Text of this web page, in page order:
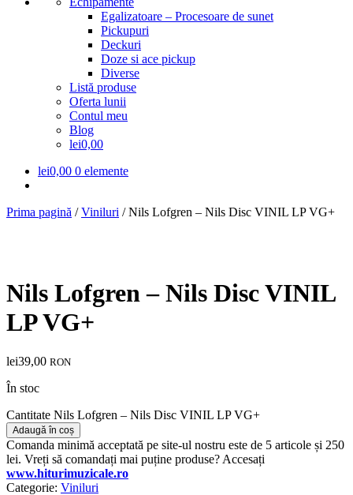
Egalizatoare – Procesoare de sunet
Pickupuri
Deckuri
Doze si ace pickup
Diverse
Listă produse
Oferta lunii
Contul meu
Blog
lei0,00
lei0,00 0 elemente
Prima pagină /Viniluri /Nils Lofgren – Nils Disc VINIL LP VG+
Nils Lofgren – Nils Disc VINIL
LP VG+
lei39,00 RON
În stoc
Cantitate Nils Lofgren – Nils Disc VINIL LP VG+
Adaugă în coș
Comanda minimă acceptată pe site-ul nostru este de 5 articole și 250
lei. Vreți să comandați mai puține produse? Accesați
www.hiturimuzicale.ro
Categorie: Viniluri